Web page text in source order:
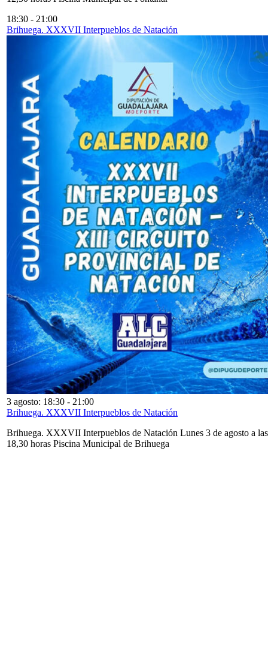
18:30 - 21:00
Brihuega. XXXVII Interpueblos de Natación
3 agosto: 18:30 - 21:00
Brihuega. XXXVII Interpueblos de Natación
Brihuega. XXXVII Interpueblos de Natación Lunes 3 de agosto a las
18,30 horas Piscina Municipal de Brihuega